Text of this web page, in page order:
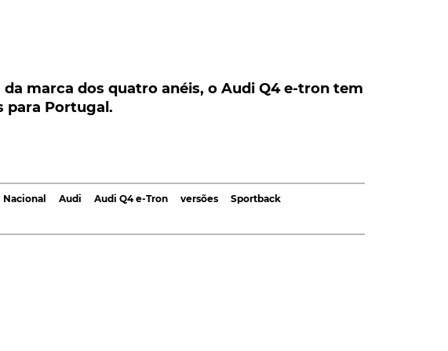
Portugal.
dos quatro anéis, o Audi Q4 e-tron tem já data de
mediante um depósito de pré-reserva na ordem dos
- 170 cv, 204 cv, 265 cv e 299 cv - e duas capacidades
marca dos quatro anéis, o Audi Q4 e-tron tem
para Portugal.
Nacional Audi Audi Q4 e-Tron versões
Sportback